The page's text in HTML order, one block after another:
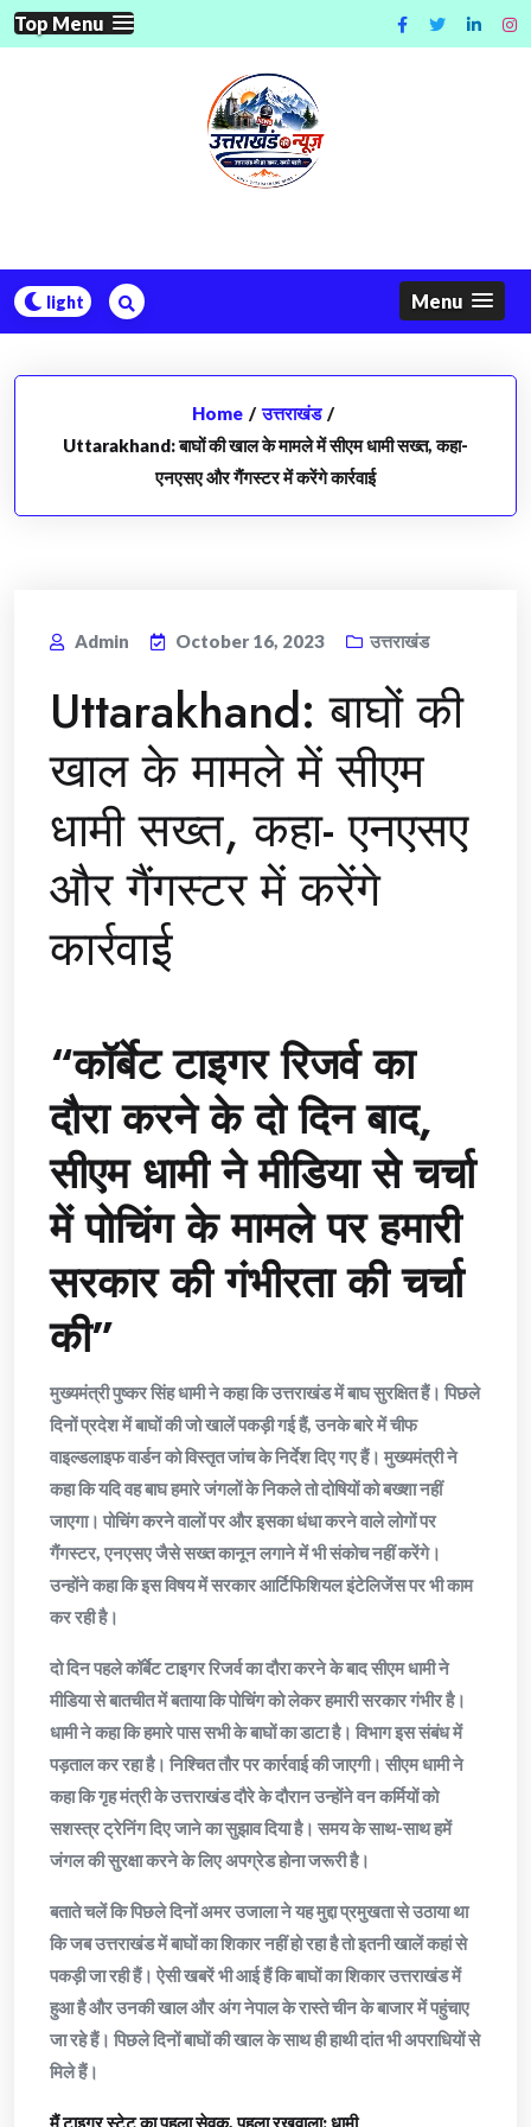
Skip
to
Top Menu
Menu
Home / उत्तराखंड /
Uttarakhand: बाघों की खाल के मामले में सीएम धामी सख्त, कहा-
एनएसए और गैंगस्टर में करेंगे कार्रवाई
Admin October 16, 2023 उत्तराखंड
Uttarakhand: बाघों की
खाल के मामले में सीएम
धामी सख्त, कहा- एनएसए
और गैंगस्टर में करेंगे
कार्रवाई
“कॉर्बेट टाइगर रिजर्व का
दौरा करने के दो दिन बाद,
सीएम धामी ने मीडिया से चर्चा
में पोचिंग के मामले पर हमारी
सरकार की गंभीरता की चर्चा
की”
मुख्यमंत्री पुष्कर सिंह धामी ने कहा कि उत्तराखंड में बाघ सुरक्षित हैं। पिछले
दिनों प्रदेश में बाघों की जो खालें पकड़ी गई हैं, उनके बारे में चीफ
वाइल्डलाइफ वार्डन को विस्तृत जांच के निर्देश दिए गए हैं। मुख्यमंत्री ने
कहा कि यदि वह बाघ हमारे जंगलों के निकले तो दोषियों को बख्शा नहीं
जाएगा। पोचिंग करने वालों पर और इसका धंधा करने वाले लोगों पर
गैंगस्टर, एनएसए जैसे सख्त कानून लगाने में भी संकोच नहीं करेंगे।
उन्होंने कहा कि इस विषय में सरकार आर्टिफिशियल इंटेलिजेंस पर भी काम
कर रही है।
दो दिन पहले कॉर्बेट टाइगर रिजर्व का दौरा करने के बाद सीएम धामी ने
मीडिया से बातचीत में बताया कि पोचिंग को लेकर हमारी सरकार गंभीर है।
धामी ने कहा कि हमारे पास सभी के बाघों का डाटा है। विभाग इस संबंध में
पड़ताल कर रहा है। निश्चित तौर पर कार्रवाई की जाएगी। सीएम धामी ने
कहा कि गृह मंत्री के उत्तराखंड दौरे के दौरान उन्होंने वन कर्मियों को
सशस्त्र ट्रेनिंग दिए जाने का सुझाव दिया है। समय के साथ-साथ हमें
जंगल की सुरक्षा करने के लिए अपग्रेड होना जरूरी है।
बताते चलें कि पिछले दिनों अमर उजाला ने यह मुद्दा प्रमुखता से उठाया था
कि जब उत्तराखंड में बाघों का शिकार नहीं हो रहा है तो इतनी खालें कहां से
पकड़ी जा रही हैं। ऐसी खबरें भी आई हैं कि बाघों का शिकार उत्तराखंड में
हुआ है और उनकी खाल और अंग नेपाल के रास्ते चीन के बाजार में पहुंचाए
जा रहे हैं। पिछले दिनों बाघों की खाल के साथ ही हाथी दांत भी अपराधियों से
मिले हैं।
मैं टाइगर स्टेट का पहला सेवक, पहला रखवाला: धामी